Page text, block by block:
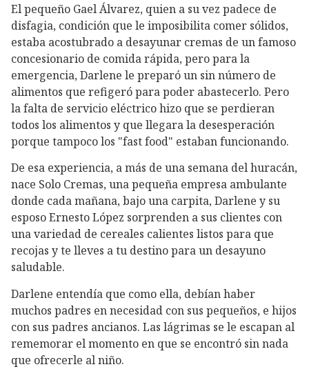
El pequeño Gael Álvarez, quien a su vez padece de
disfagia, condición que le imposibilita comer sólidos,
estaba acostubrado a desayunar cremas de un famoso
concesionario de comida rápida, pero para la
emergencia, Darlene le preparó un sin número de
alimentos que refigeró para poder abastecerlo. Pero
la falta de servicio eléctrico hizo que se perdieran
todos los alimentos y que llegara la desesperación
porque tampoco los "fast food" estaban funcionando.
De esa experiencia, a más de una semana del huracán,
nace Solo Cremas, una pequeña empresa ambulante
donde cada mañana, bajo una carpita, Darlene y su
esposo Ernesto López sorprenden a sus clientes con
una variedad de cereales calientes listos para que
recojas y te lleves a tu destino para un desayuno
saludable.
Darlene entendía que como ella, debían haber
muchos padres en necesidad con sus pequeños, e hijos
con sus padres ancianos. Las lágrimas se le escapan al
rememorar el momento en que se encontró sin nada
que ofrecerle al niño.